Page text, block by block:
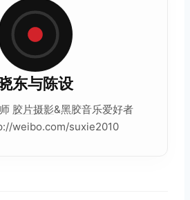
晓东与陈设
胶片摄影&黑胶音乐爱好者
weibo.com/suxie2010